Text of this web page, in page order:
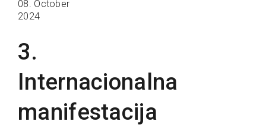
3.
Internacionalna
manifestacija
08. October
2024